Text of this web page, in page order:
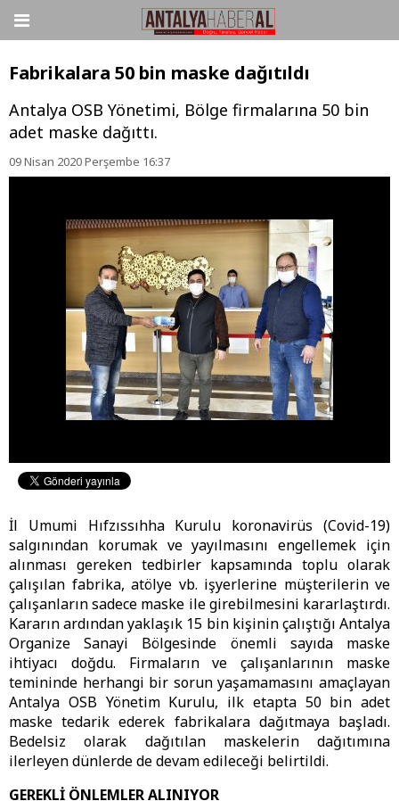
Fabrikalara 50 bin maske dağıtıldı
Antalya OSB Yönetimi, Bölge firmalarına 50 bin
adet maske dağıttı.
09 Nisan 2020 Perşembe 16:37
İl Umumi Hıfzıssıhha Kurulu koronavirüs (Covid-19)
salgınından korumak ve yayılmasını engellemek için
alınması gereken tedbirler kapsamında toplu olarak
çalışılan fabrika, atölye vb. işyerlerine müşterilerin ve
çalışanların sadece maske ile girebilmesini kararlaştırdı.
Kararın ardından yaklaşık 15 bin kişinin çalıştığı Antalya
Organize Sanayi Bölgesinde önemli sayıda maske
ihtiyacı doğdu. Firmaların ve çalışanlarının maske
temininde herhangi bir sorun yaşamamasını amaçlayan
Antalya OSB Yönetim Kurulu, ilk etapta 50 bin adet
maske tedarik ederek fabrikalara dağıtmaya başladı.
Bedelsiz olarak dağıtılan maskelerin dağıtımına
ilerleyen dünlerde de devam edileceği belirtildi.
GEREKLİ ÖNLEMLER ALINIYOR